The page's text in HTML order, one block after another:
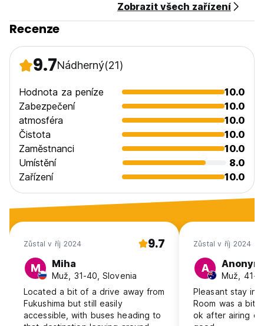
Zobrazit všech zařízení
Recenze
9.7Nádherný(21)
Hodnota za peníze
10.0
Zabezpečení
10.0
atmosféra
10.0
Čistota
10.0
Zaměstnanci
10.0
Umístění
8.0
Zařízení
10.0
Zůstal v říj 2024 9.7
M Miha
Muž, 31-40, Slovenia
Located a bit of a drive away from
Fukushima but still easily
accessible, with buses heading to
Zůstal v říj 2024
A
Muž, 41+,
Pleasant stay in
Room was a bit
ok after airing